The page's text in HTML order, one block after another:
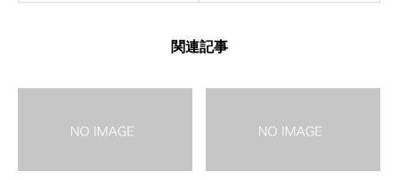
関連記事